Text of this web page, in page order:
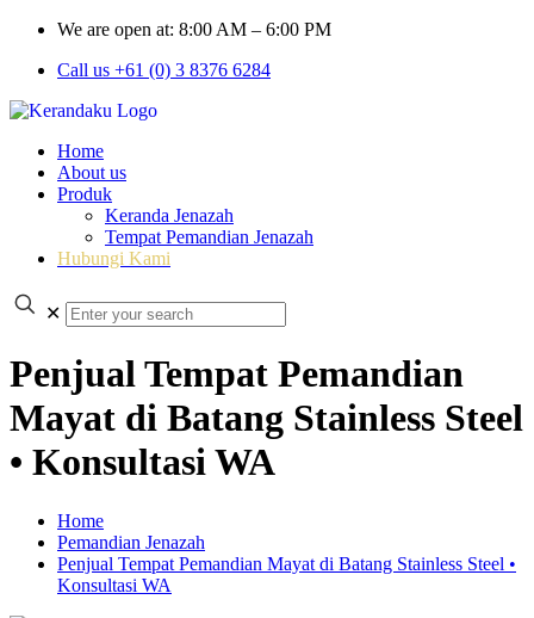
We are open at: 8:00 AM – 6:00 PM
Call us +61 (0) 3 8376 6284
Home
About us
Produk
Keranda Jenazah
Tempat Pemandian Jenazah
Hubungi Kami
✕
Penjual Tempat Pemandian
Mayat di Batang Stainless Steel
• Konsultasi WA
Home
Pemandian Jenazah
Penjual Tempat Pemandian Mayat di Batang Stainless Steel •
Konsultasi WA